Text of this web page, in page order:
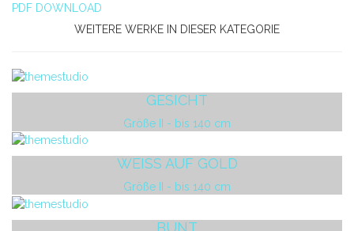
PDF DOWNLOAD
WEITERE WERKE IN DIESER KATEGORIE
GESICHT
Größe II - bis 140 cm
WEISS AUF GOLD
Größe II - bis 140 cm
BUNT